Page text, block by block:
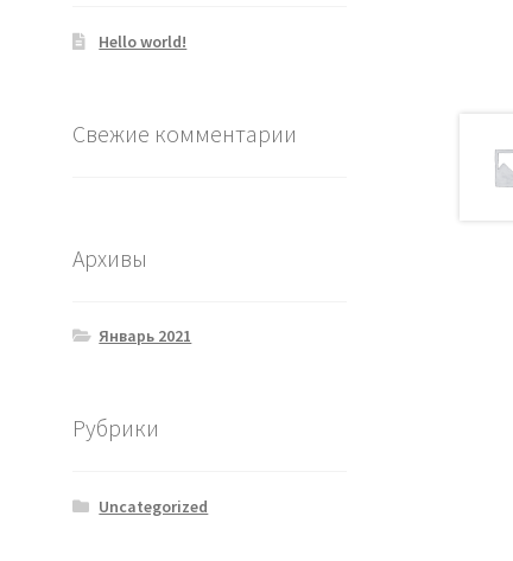
Hello world!
Свежие комментарии
Архивы
Январь 2021
Рубрики
Uncategorized